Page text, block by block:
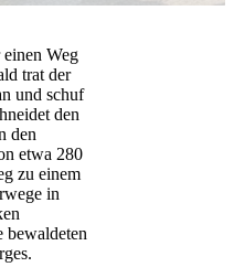
einen Weg
trat der
und schuf
den
den
etwa 280
zu einem
in
bewaldeten